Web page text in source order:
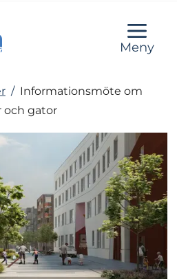
Meny
/ Informationsmöte om
och gator